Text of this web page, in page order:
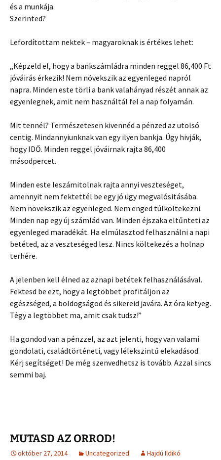
és a munkája.
Szerinted?
Lefordítottam nektek – magyaroknak is értékes lehet:
„Képzeld el, hogy a bankszámládra minden reggel 86,400 Ft
jóváirás érkezik! Nem növekszik az egyenleged napról
napra. Minden este törli a bank valahányad részét annak az
egyenlegnek, amit nem használtál fel a nap folyamán.
Mit tennél? Természetesen kivennéd a pénzed az utolsó
centig. Mindannyiunknak van egy ilyen bankja. Úgy hivják,
hogy IDŐ. Minden reggel jóváirnak rajta 86,400
másodpercet.
Minden este leszámitolnak rajta annyi veszteséget,
amennyit nem fektettél be egy jó ügy megvalósitásába.
Nem növekszik az egyenleged. Nem enged túlköltekezni.
Minden nap egy új számlád van. Minden éjszaka eltűnteti az
egyenleged maradékát. Ha elmúlasztod felhasználni a napi
betéted, az a veszteséged lesz. Nincs költekezés a holnap
terhére.
A jelenben kell élned az aznapi betétek felhasználásával.
Fektesd be ezt, hogy a legtöbbet profitáljon az
egészséged, a boldogságod és sikereid javára. Az óra ketyeg.
Tégy a legtöbbet ma, amit csak tudsz!”
Ha gondod van a pénzzel, az azt jelenti, hogy van valami
gondolati, családtörténeti, vagy lélekszintű elekadásod.
Kérj segítséget! De még szenvedhetsz is tovább. Azzal sincs
semmi baj.
MUTASD AZ ORROD!
október 27, 2014 Uncategorized Hajdú Ildikó